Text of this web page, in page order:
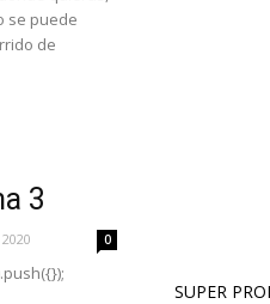
se puede
de
3
0
SUPER